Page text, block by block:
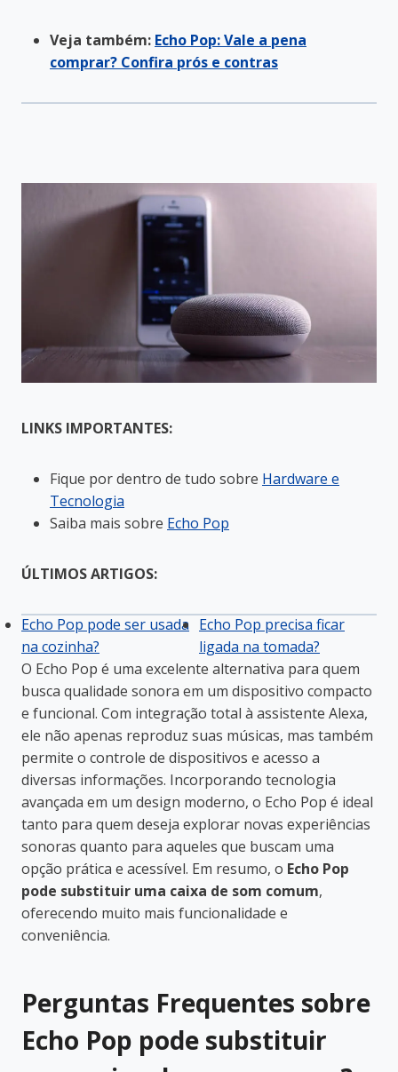
Veja também: Echo Pop: Vale a pena
comprar? Confira prós e contras
LINKS IMPORTANTES:
Fique por dentro de tudo sobre Hardware e
Tecnologia
Saiba mais sobre Echo Pop
ÚLTIMOS ARTIGOS:
Echo Pop pode ser usada
na cozinha?
Echo Pop precisa ficar
ligada na tomada?
O Echo Pop é uma excelente alternativa para quem
busca qualidade sonora em um dispositivo compacto
e funcional. Com integração total à assistente Alexa,
ele não apenas reproduz suas músicas, mas também
permite o controle de dispositivos e acesso a
diversas informações. Incorporando tecnologia
avançada em um design moderno, o Echo Pop é ideal
tanto para quem deseja explorar novas experiências
sonoras quanto para aqueles que buscam uma
opção prática e acessível. Em resumo, o Echo Pop
pode substituir uma caixa de som comum,
oferecendo muito mais funcionalidade e
conveniência.
Perguntas Frequentes sobre
Echo Pop pode substituir